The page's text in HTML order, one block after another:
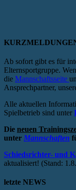
Ab sofort gibt es für
Elternsportgruppe.
die Mannschaftsseite
Ansprechpartner,
Alle aktuellen
Spielbetrieb sind unter
Die neuen
unter Mannschaften
Schiedsrichter- und
aktualisiert! (Stand:
letzte NEWS